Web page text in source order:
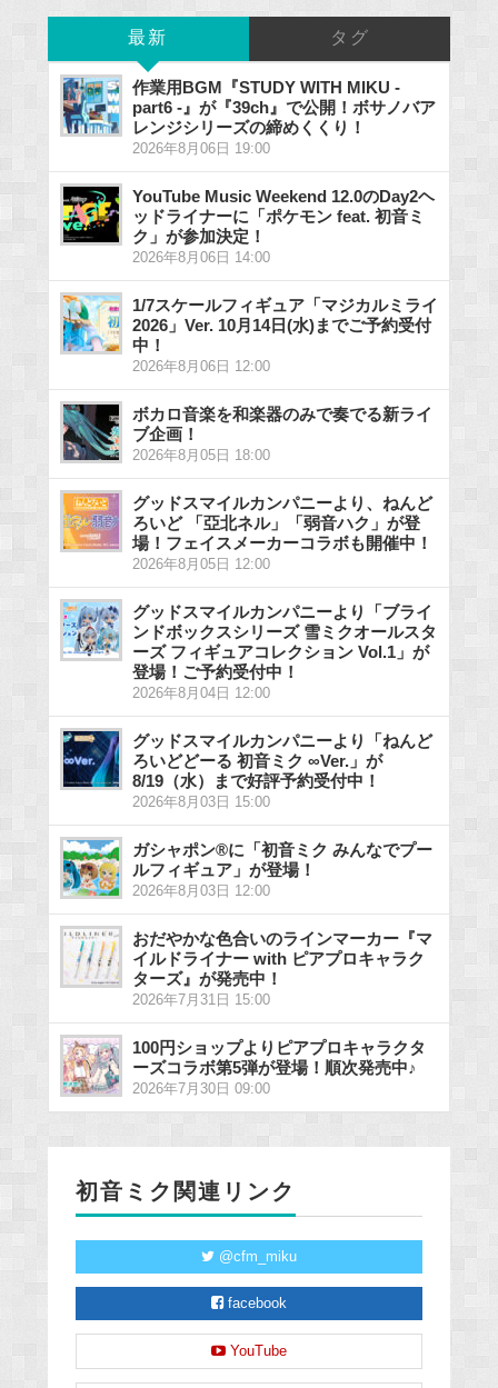
最新 タグ
作業用BGM『STUDY WITH MIKU -
part6 -』が『39ch』で公開！ボサノバア
レンジシリーズの締めくくり！
2026年8月06日 19:00
YouTube Music Weekend 12.0のDay2ヘ
ッドライナーに「ポケモン feat. 初音ミ
ク」が参加決定！
2026年8月06日 14:00
1/7スケールフィギュア「マジカルミライ
2026」Ver. 10月14日(水)までご予約受付
中！
2026年8月06日 12:00
ボカロ音楽を和楽器のみで奏でる新ライ
ブ企画！
2026年8月05日 18:00
グッドスマイルカンパニーより、ねんど
ろいど 「亞北ネル」「弱音ハク」が登
場！フェイスメーカーコラボも開催中！
2026年8月05日 12:00
グッドスマイルカンパニーより「ブライ
ンドボックスシリーズ 雪ミクオールスタ
ーズ フィギュアコレクション Vol.1」が
登場！ご予約受付中！
2026年8月04日 12:00
グッドスマイルカンパニーより「ねんど
ろいどどーる 初音ミク ∞Ver.」が
8/19（水）まで好評予約受付中！
2026年8月03日 15:00
ガシャポン®に「初音ミク みんなでプー
ルフィギュア」が登場！
2026年8月03日 12:00
おだやかな色合いのラインマーカー『マ
イルドライナー with ピアプロキャラク
ターズ』が発売中！
2026年7月31日 15:00
100円ショップよりピアプロキャラクタ
ーズコラボ第5弾が登場！順次発売中♪
2026年7月30日 09:00
初音ミク関連リンク
@cfm_miku
facebook
YouTube